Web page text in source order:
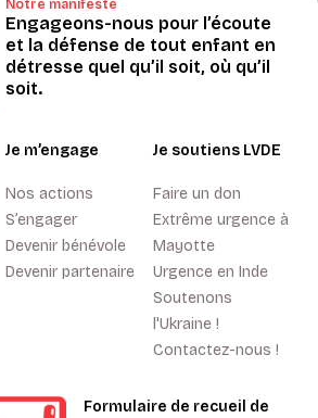
Notre manifeste
Engageons-nous pour l’écoute
et la défense de tout enfant en
détresse quel qu’il soit, où qu’il
soit.
Je m’engage
Nos actions
S’engager
Devenir bénévole
Devenir partenaire
Je soutiens LVDE
Faire un don
Extrême urgence à
Mayotte
Urgence en Inde
Soutenons
l'Ukraine !
Contactez-nous !
Formulaire de recueil de